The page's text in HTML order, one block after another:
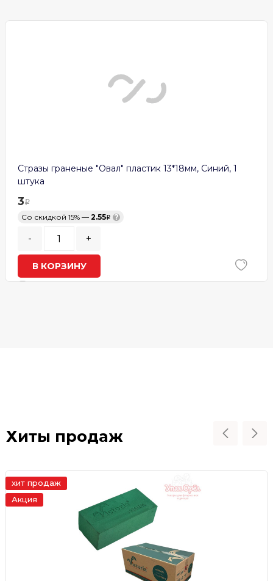
Стразы граненые "Овал" пластик 13*18мм, Синий, 1
штука
3
Со скидкой 15% — 2.55 ?
- +
В КОРЗИНУ
Хиты продаж
хит продаж
Акция